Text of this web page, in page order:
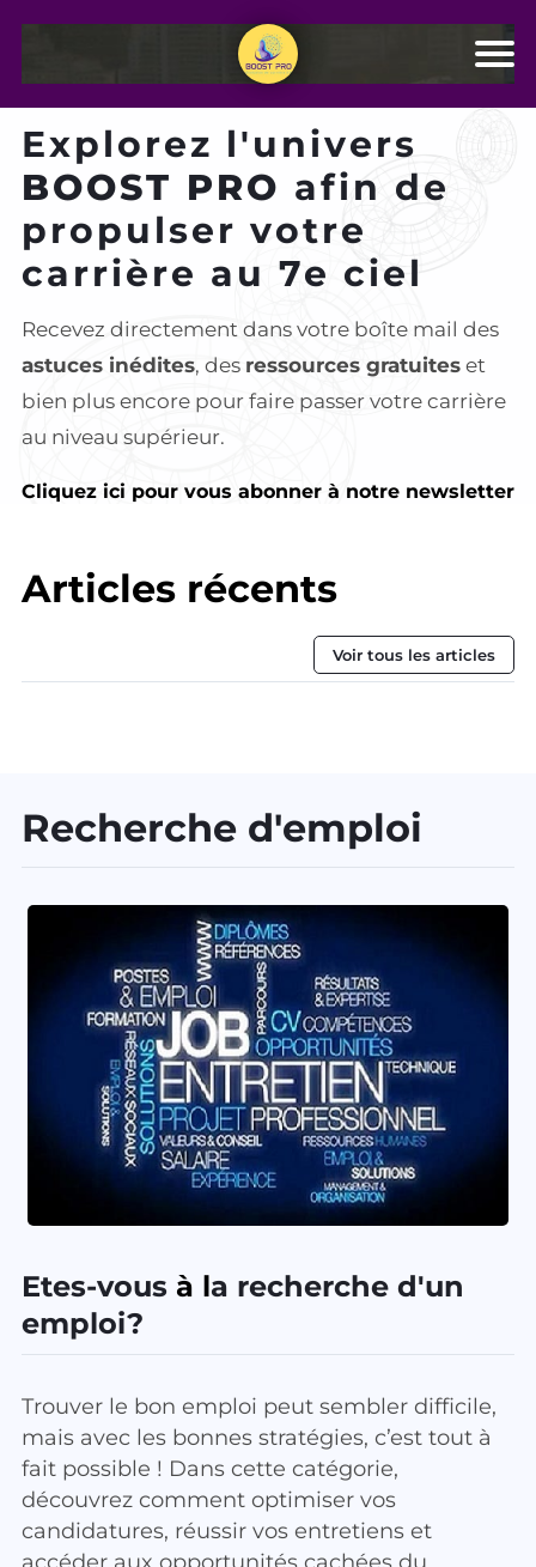
Explorez l'univers
BOOST PRO afin de
propulser votre
carrière au 7e ciel
Recevez directement dans votre boîte mail des
astuces inédites, des ressources gratuites et
bien plus encore pour faire passer votre carrière
au niveau supérieur.
Cliquez ici pour vous abonner à notre newsletter
Articles récents
Voir tous les articles
Recherche d'emploi
Etes-vous à la recherche d'un
emploi?
Trouver le bon emploi peut sembler difficile,
mais avec les bonnes stratégies, c’est tout à
fait possible ! Dans cette catégorie,
découvrez comment optimiser vos
candidatures, réussir vos entretiens et